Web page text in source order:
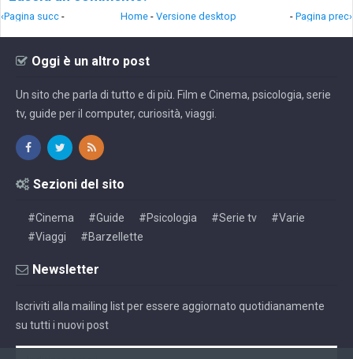
‹Pagina succ - - Pagina prec›
Home - Versione desktop
Oggi è un altro post
Un sito che parla di tutto e di più. Film e Cinema, psicologia, serie
tv, guide per il computer, curiosità, viaggi.
Sezioni del sito
#Cinema #Guide #Psicologia #Serie tv
#Varie
#Viaggi
#Barzellette
Newsletter
Iscriviti alla mailing list per essere aggiornato quotidianamente
su tutti i nuovi post